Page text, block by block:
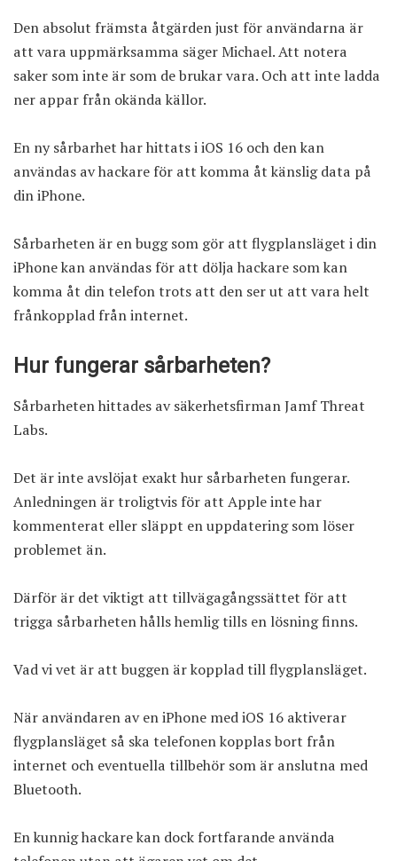
Den absolut främsta åtgärden just för användarna är
att vara uppmärksamma säger Michael. Att notera
saker som inte är som de brukar vara. Och att inte ladda
ner appar från okända källor.
En ny sårbarhet har hittats i iOS 16 och den kan
användas av hackare för att komma åt känslig data på
din iPhone.
Sårbarheten är en bugg som gör att flygplansläget i din
iPhone kan användas för att dölja hackare som kan
komma åt din telefon trots att den ser ut att vara helt
frånkopplad från internet.
Hur fungerar sårbarheten?
Sårbarheten hittades av säkerhetsfirmanJamf Threat
Labs.
Det är inte avslöjat exakt hur sårbarheten fungerar.
Anledningen är troligtvis för att Apple inte har
kommenterat eller släppt en uppdatering som löser
problemet än.
Därför är det viktigt att tillvägagångssättet för att
trigga sårbarheten hålls hemlig tills en lösning finns.
Vad vi vet är att buggen är kopplad till flygplansläget.
När användaren av en iPhone med iOS 16 aktiverar
flygplansläget så ska telefonen kopplas bort från
internet och eventuella tillbehör som är anslutna med
Bluetooth.
En kunnig hackare kan dock fortfarande använda